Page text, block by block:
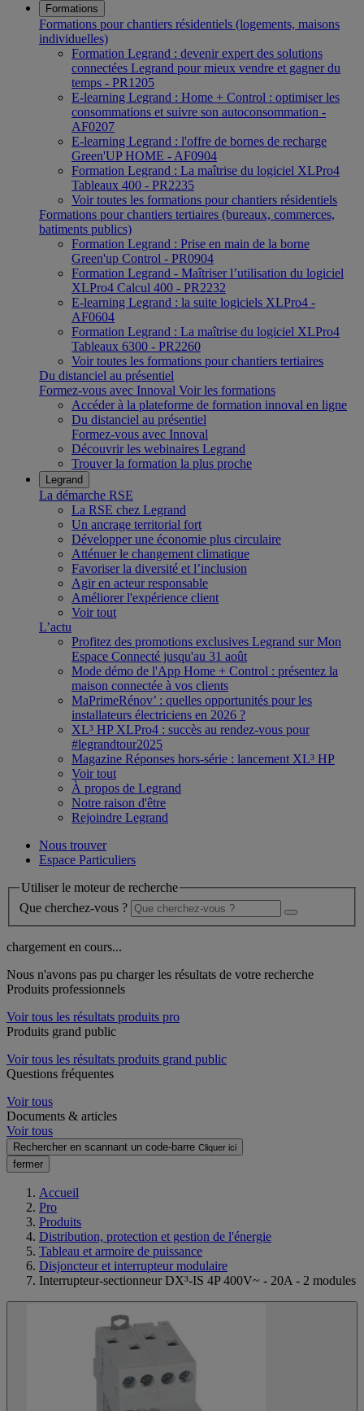
Formations
Formations pour chantiers résidentiels (logements, maisons
individuelles)
Formation Legrand : devenir expert des solutions
connectées Legrand pour mieux vendre et gagner du
temps - PR1205
E-learning Legrand : Home + Control : optimiser les
consommations et suivre son autoconsommation -
AF0207
E-learning Legrand : l'offre de bornes de recharge
Green'UP HOME - AF0904
Formation Legrand : La maîtrise du logiciel XLPro4
Tableaux 400 - PR2235
Voir toutes les formations pour chantiers résidentiels
Formations pour chantiers tertiaires (bureaux, commerces,
batiments publics)
Formation Legrand : Prise en main de la borne
Green'up Control - PR0904
Formation Legrand - Maîtriser l’utilisation du logiciel
XLPro4 Calcul 400 - PR2232
E-learning Legrand : la suite logiciels XLPro4 -
AF0604
Formation Legrand : La maîtrise du logiciel XLPro4
Tableaux 6300 - PR2260
Voir toutes les formations pour chantiers tertiaires
Du distanciel au présentiel
Formez-vous avec Innoval Voir les formations
Accéder à la plateforme de formation innoval en ligne
Du distanciel au présentiel
Formez-vous avec Innoval
Découvrir les webinaires Legrand
Trouver la formation la plus proche
Legrand
La démarche RSE
La RSE chez Legrand
Un ancrage territorial fort
Développer une économie plus circulaire
Atténuer le changement climatique
Favoriser la diversité et l’inclusion
Agir en acteur responsable
Améliorer l'expérience client
Voir tout
L’actu
Profitez des promotions exclusives Legrand sur Mon
Espace Connecté jusqu'au 31 août
Mode démo de l'App Home + Control : présentez la
maison connectée à vos clients
MaPrimeRénov’ : quelles opportunités pour les
installateurs électriciens en 2026 ?
XL³ HP XLPro4 : succès au rendez-vous pour
#legrandtour2025
Magazine Réponses hors-série : lancement XL³ HP
Voir tout
À propos de Legrand
Notre raison d'être
Rejoindre Legrand
Nous trouver
Espace Particuliers
Utiliser le moteur de recherche
Que cherchez-vous ?
chargement en cours...
Nous n'avons pas pu charger les résultats de votre recherche
Produits professionnels
Voir tous les résultats produits pro
Produits grand public
Voir tous les résultats produits grand public
Questions fréquentes
Voir tous
Documents & articles
Voir tous
Rechercher en scannant un code-barre Cliquer ici
fermer
Accueil
Pro
Produits
Distribution, protection et gestion de l'énergie
Tableau et armoire de puissance
Disjoncteur et interrupteur modulaire
Interrupteur-sectionneur DX³-IS 4P 400V~ - 20A - 2 modules